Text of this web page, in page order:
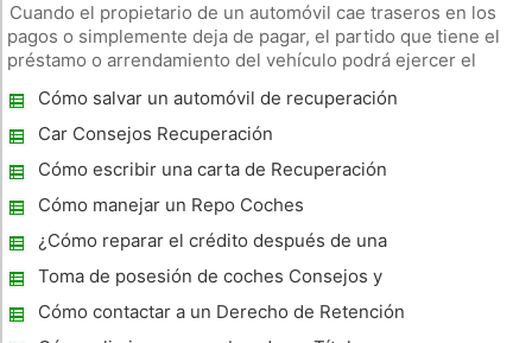
Cuando el propietario de un automóvil cae traseros en los
pagos o simplemente deja de pagar, el partido que tiene el
préstamo o arrendamiento del vehículo podrá ejercer el
proceso es muy similar en todos los Estados Unidos - sin
embargo, las le
Cómo salvar un automóvil de recuperación
de la posesión en Carolina del Sur
Car Consejos Recuperación
Cómo escribir una carta de Recuperación
Cómo manejar un Repo Coches
¿Cómo reparar el crédito después de una
recuperación de la posesión de coches
Toma de posesión de coches Consejos y
trucos
Cómo contactar a un Derecho de Retención